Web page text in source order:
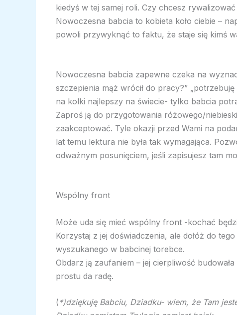
kiedyś w tej samej roli. Czy chcesz
Nowoczesna babcia to kobieta koło ciebie –
powoli przywyknąć to faktu, że staje się kimś
Nowoczesna babcia zapewne czeka na
szczepienia mąż wrócił do pracy?”
na kolki najlepszy na świecie- tylko babcia
Zaproś ją do przygotowania różowego/
zaakceptować. Tyle okazji przed Wami na
lat temu lektura nie była tak wymagająca.
odważnym posunięciem, jeśli zapisujesz tam
Wspólny front
Może uda się mieć wspólny front -kochać
Korzystaj z jej doświadczenia, ale dołóż do
wyszukanego w babcinej torebce.
Obdarz ją zaufaniem – jej cierpliwość
prostu da radę.
( *)dziękuję Babciu, Dziadku- wiem, że Tam